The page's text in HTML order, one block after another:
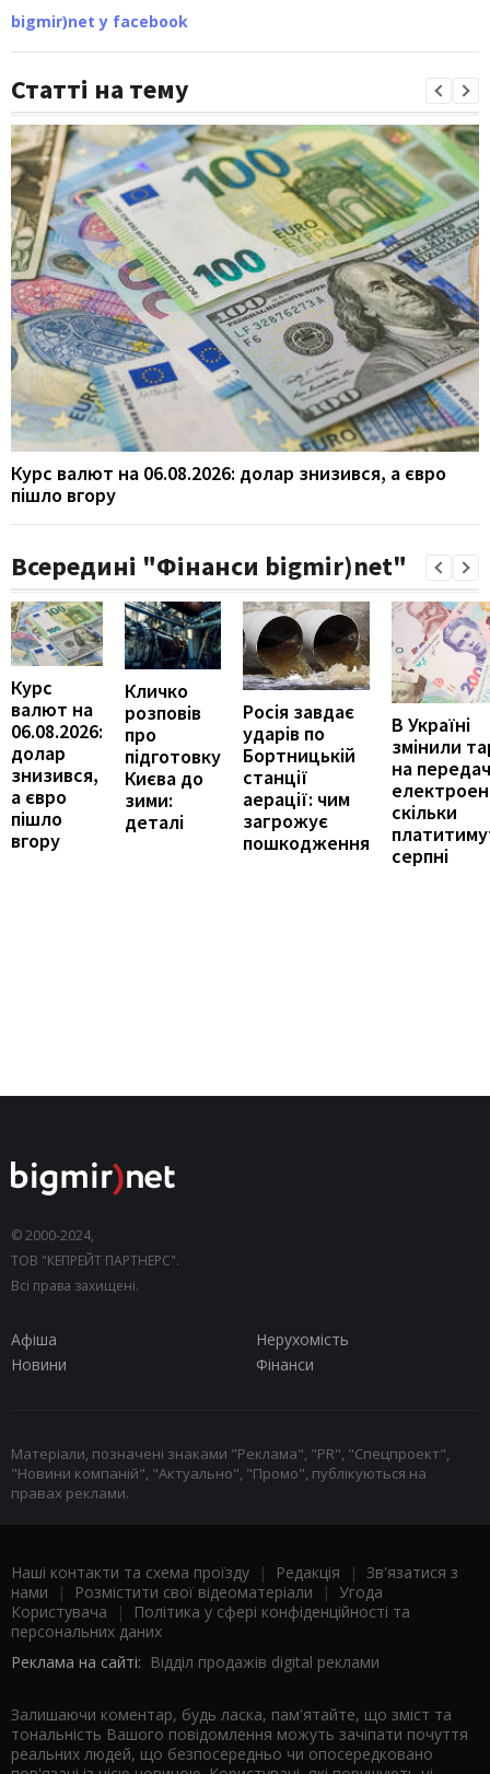
bigmir)net у facebook
Статті на тему
Курс валют на 06.08.2026: долар знизився, а євро
пішло вгору
Всередині "Фінанси bigmir)net"
Курс
валют на
06.08.2026:
долар
знизився,
а євро
пішло
вгору
Кличко
розповів
про
підготовку
Києва до
зими:
деталі
Росія завдає
ударів по
Бортницькій
станції
аерації: чим
загрожує
пошкодження
В Україні
змінили
на
скільки
серпні
© 2000-2024,
ТОВ "КЕПРЕЙТ ПАРТНЕРС".
Всі права захищені.
Афіша
Нерухомість
Новини
Фінанси
Матеріали, позначені знаками "Реклама", "PR", "Спецпроект",
"Новини компаній", "Актуально", "Промо", публікуються на
правах реклами.
Наші контакти та схема проїзду | Редакція | Зв'язатися з
нами | Розмістити свої відеоматеріали | Угода
Користувача |
Політика у сфері конфіденційності та
персональних даних
Реклама на сайті: Відділ продажів digital реклами
Залишаючи коментар, будь ласка, пам'ятайте, що зміст та
тональність Вашого повідомлення можуть зачіпати почуття
реальних людей, що безпосередньо чи опосередковано